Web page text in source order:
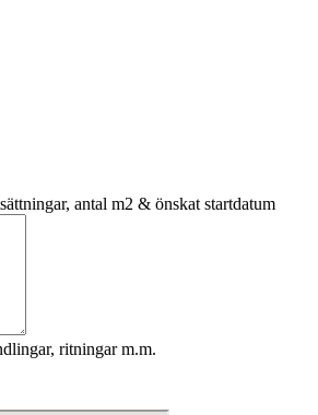
antal m2 & önskat startdatum
ritningar m.m.